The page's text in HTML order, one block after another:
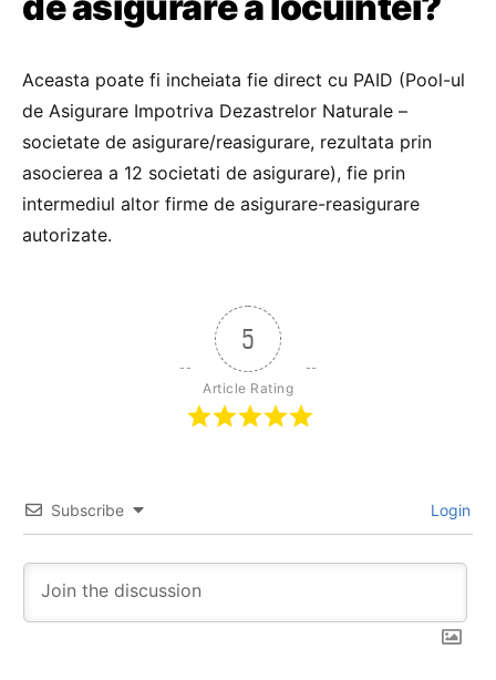
Aceasta poate fi incheiata fie direct cu PAID (Pool-ul
de Asigurare Impotriva Dezastrelor Naturale –
societate de asigurare/reasigurare, rezultata prin
asocierea a 12 societati de asigurare), fie prin
intermediul altor firme de asigurare-reasigurare
autorizate.
5
Article Rating
Subscribe Login